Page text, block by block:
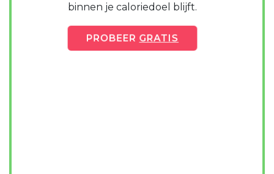
binnen je caloriedoel blijft.
PROBEER GRATIS